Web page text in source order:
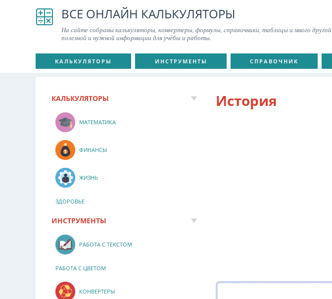
ВСЕ ОНЛАЙН КАЛЬКУЛЯТОРЫ
На сайте собраны калькуляторы, конвертеры, формулы, справочники, таблицы и много другой
полезной и нужной информации для учёбы и работы.
КАЛЬКУЛЯТОРЫ ИНСТРУМЕНТЫ СПРАВОЧНИК
История
КАЛЬКУЛЯТОРЫ
МАТЕМАТИКА
ФИНАНСЫ
ЖИЗНЬ
ЗДОРОВЬЕ
ИНСТРУМЕНТЫ
РАБОТА С ТЕКСТОМ
РАБОТА С ЦВЕТОМ
КОНВЕРТЕРЫ